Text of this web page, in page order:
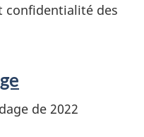
confidentialité des
de 2022